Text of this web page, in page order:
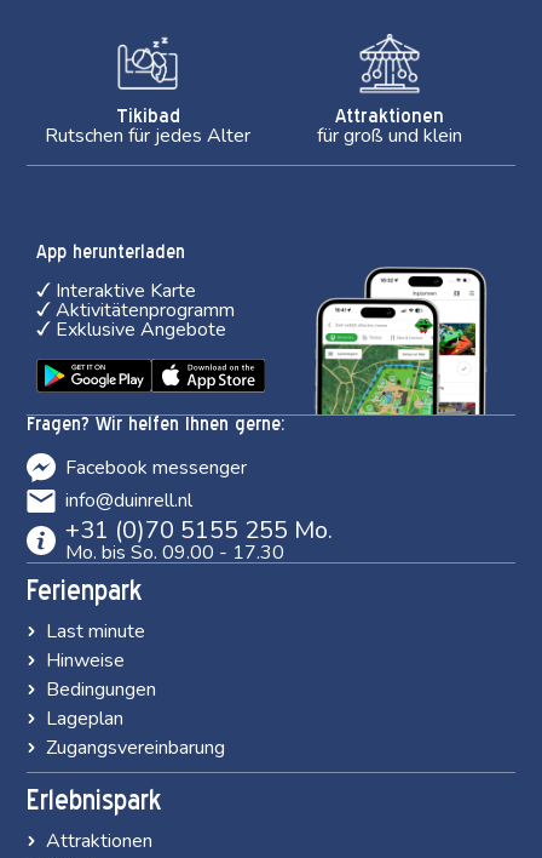
Tikibad
Rutschen für jedes Alter
Attraktionen
für groß und klein
Fragen? Wir helfen Ihnen gerne:
Facebook messenger
info@duinrell.nl
+31 (0)70 5155 255 Mo.
Mo. bis So. 09.00 - 17.30
App herunterladen
Interaktive Karte
Aktivitätenprogramm
Exklusive Angebote
Ferienpark
Last minute
Hinweise
Bedingungen
Lageplan
Zugangsvereinbarung
Erlebnispark
Attraktionen